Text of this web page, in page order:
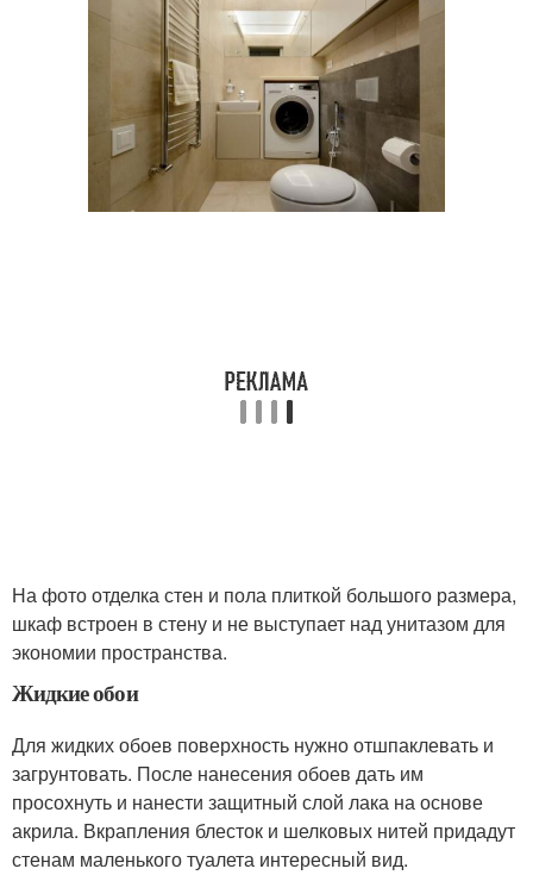
На фото отделка стен и пола плиткой большого размера,
шкаф встроен в стену и не выступает над унитазом для
экономии пространства.
Жидкие обои
Для жидких обоев поверхность нужно отшпаклевать и
загрунтовать. После нанесения обоев дать им
просохнуть и нанести защитный слой лака на основе
акрила. Вкрапления блесток и шелковых нитей придадут
стенам маленького туалета интересный вид.